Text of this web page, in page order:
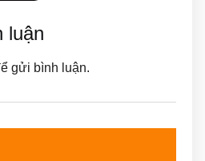
luận
gửi bình luận.